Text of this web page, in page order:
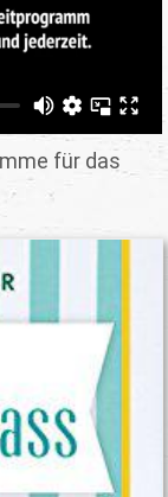
für das